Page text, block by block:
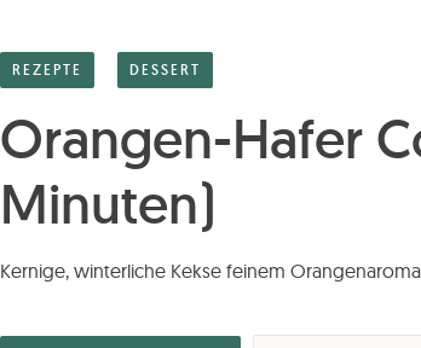
REZEPTE DESSERT
Orangen-Hafer
Minuten)
Kernige, winterliche Kekse feinem